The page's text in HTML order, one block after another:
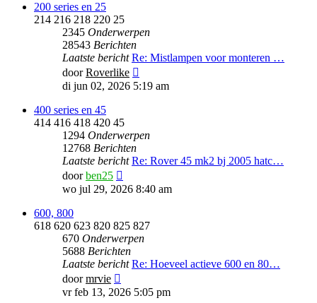
200 series en 25
214 216 218 220 25
2345 Onderwerpen
28543 Berichten
Laatste bericht Re: Mistlampen voor monteren …
doorRoverlike
laatste
di jun 02, 2026 5:19 am
400 series en 45
414 416 418 420 45
1294 Onderwerpen
12768 Berichten
Laatste bericht Re: Rover 45 mk2 bj 2005 hatc…
doorben25
laatste
wo jul 29, 2026 8:40 am
600, 800
618 620 623 820 825 827
670 Onderwerpen
5688 Berichten
Laatste bericht Re: Hoeveel actieve 600 en 80…
doormrvie
laatste
vr feb 13, 2026 5:05 pm